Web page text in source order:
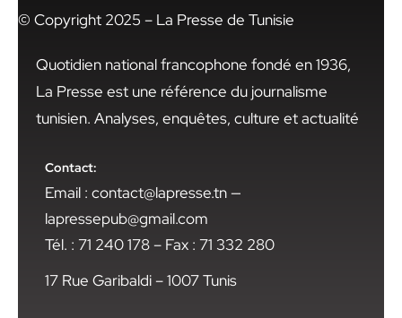
© Copyright 2025 – La Presse de Tunisie
Quotidien national francophone fondé en 1936,
La Presse est une référence du journalisme
tunisien. Analyses, enquêtes, culture et actualité
Contact:
Email : contact@lapresse.tn —
lapressepub@gmail.com
Tél. : 71 240 178 – Fax : 71 332 280
17 Rue Garibaldi – 1007 Tunis